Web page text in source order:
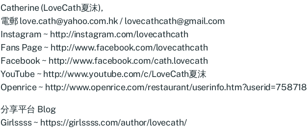
Catherine (LoveCath夏沫),
電郵 love.cath@yahoo.com.hk / lovecathcath@gmail.com
Instagram ~ http://instagram.com/lovecathcath
Fans Page ~ http://www.facebook.com/lovecathcath
Facebook ~ http://www.facebook.com/cath.lovecath
YouTube ~ http://www.youtube.com/c/LoveCath夏沫
Openrice ~ http://www.openrice.com/restaurant/userinfo.htm?userid=758718
分享平台 Blog
Girlssss ~ https://girlssss.com/author/lovecath/